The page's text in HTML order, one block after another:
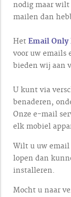
nodig maar
mailen dan
Het Email Only
voor uw emails
bieden wij aan
U kunt via
benaderen,
Onze e-mail
elk mobiel
Wilt u uw
lopen dan
installeren.
Mocht u naar